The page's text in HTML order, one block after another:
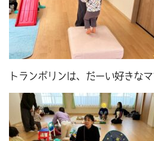
トランポリンは、だーい好きな